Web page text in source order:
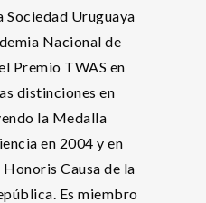
Sociedad Uruguaya
Nacional de
Premio TWAS en
distinciones en
la Medalla
en 2004 y en
Causa de la
Es miembro